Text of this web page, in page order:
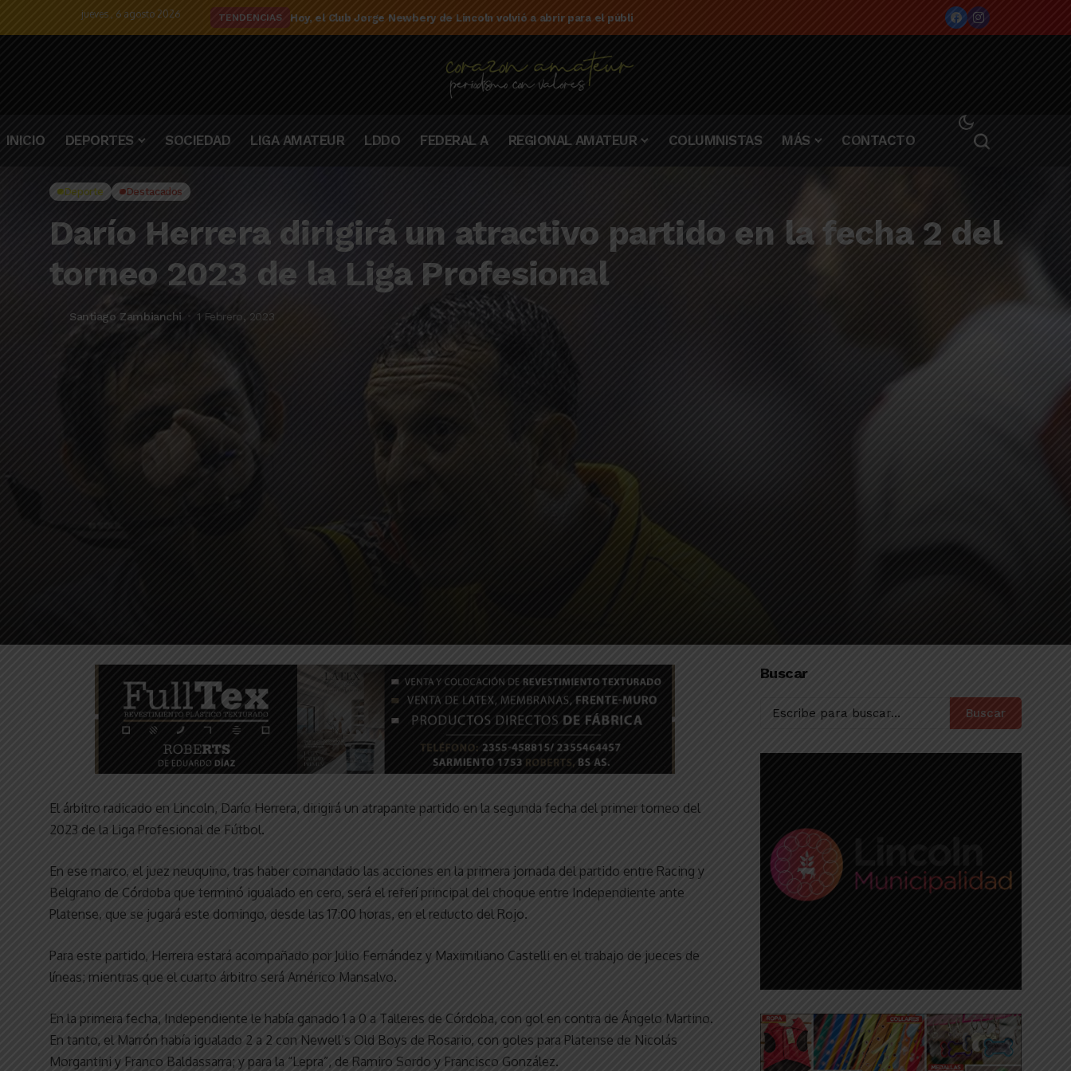
jueves , 6 agosto 2026 TENDENCIAS El detalle de la campaña de El Linqueño en el torneo Federal A 2025/2026
INICIO DEPORTES SOCIEDAD LIGA AMATEUR LDDO FEDERAL A REGIONAL AMATEUR COLUMNISTAS MÁS CONTACTO
Deporte Destacados
Darío Herrera dirigirá un atractivo partido en la fecha 2 del
torneo 2023 de la Liga Profesional
Santiago Zambianchi 1 Febrero, 2023
El árbitro radicado en Lincoln, Darío Herrera, dirigirá un atrapante partido en la segunda fecha del primer torneo del
2023 de la Liga Profesional de Fútbol.
En ese marco, el juez neuquino, tras haber comandado las acciones en la primera jornada del partido entre Racing y
Belgrano de Córdoba que terminó igualado en cero, será el referí principal del choque entre Independiente ante
Platense, que se jugará este domingo, desde las 17:00 horas, en el reducto del Rojo.
Para este partido, Herrera estará acompañado por Julio Fernández y Maximiliano Castelli en el trabajo de jueces de
líneas; mientras que el cuarto árbitro será Américo Mansalvo.
En la primera fecha, Independiente le había ganado 1 a 0 a Talleres de Córdoba, con gol en contra de Ángelo Martino.
En tanto, el Marrón había igualado 2 a 2 con Newell’s Old Boys de Rosario, con goles para Platense de Nicolás
Morgantini y Franco Baldassarra; y para la “Lepra”, de Ramiro Sordo y Francisco González.
Buscar
Buscar